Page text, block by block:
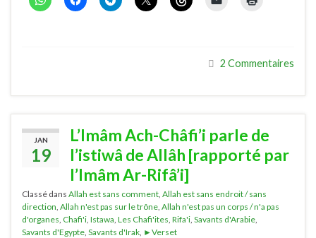
2 Commentaires
JAN
19
L’Imâm Ach-Châfi’i parle de
l’istiwâ de Allâh [rapporté par
l’Imâm Ar-Rifâ’i]
Classé dans Allah est sans comment Allah est sans endroit / sans
direction Allah n'est pas sur le trône Allah n'est pas un corps / n'a pas
d'organes Chafi'i Istawa Les Chafi'ites Rifa'i Savants d'Arabie
Savants d'Egypte Savants d'Irak ►Verset